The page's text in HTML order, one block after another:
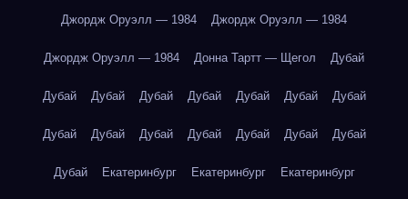
Джордж Оруэлл — 1984 Джордж Оруэлл — 1984
Джордж Оруэлл — 1984 Донна Тартт — Щегол Дубай
Дубай Дубай Дубай Дубай Дубай Дубай Дубай
Дубай Дубай Дубай Дубай Дубай Дубай Дубай
Дубай Екатеринбург Екатеринбург Екатеринбург